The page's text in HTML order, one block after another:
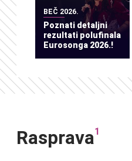
BEČ 2026.
Poznati detaljni
rezultati polufinala
Eurosonga 2026.!
Rasprava1